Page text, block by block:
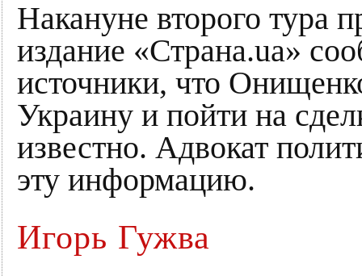
Накануне второго тура
издание «Страна.ua»
источники, что
Украину и пойти на
известно. Адвокат
эту информацию.
Игорь Гужва